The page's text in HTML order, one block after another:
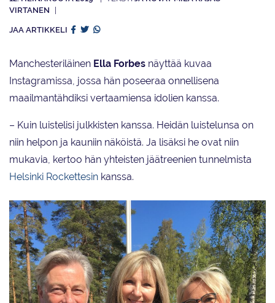
VIRTANEN
JAA ARTIKKELI
Manchesteriläinen Ella Forbes näyttää kuvaa
Instagramissa, jossa hän poseeraa onnellisena
maailmantähdiksi vertaamiensa idolien kanssa.
– Kuin luistelisi julkkisten kanssa. Heidän luistelunsa on
niin helpon ja kauniin näköistä. Ja lisäksi he ovat niin
mukavia, kertoo hän yhteisten jäätreenien tunnelmista
Helsinki Rockettesin kanssa.